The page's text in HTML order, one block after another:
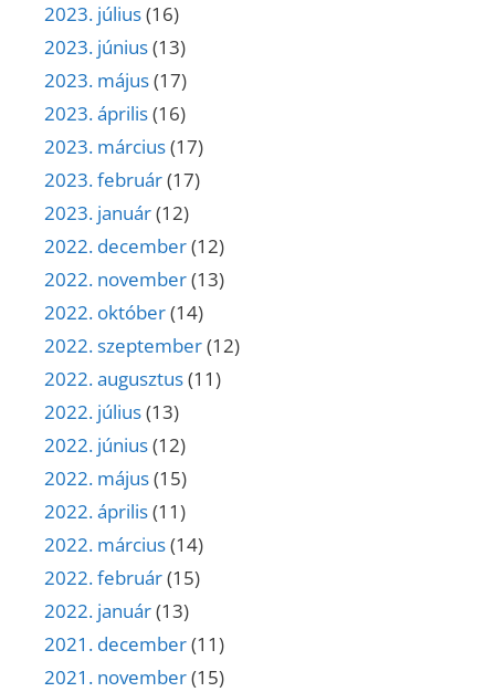
2023. július(16)
2023. június(13)
2023. május(17)
2023. április(16)
2023. március(17)
2023. február(17)
2023. január(12)
2022. december(12)
2022. november(13)
2022. október(14)
2022. szeptember(12)
2022. augusztus(11)
2022. július(13)
2022. június(12)
2022. május(15)
2022. április(11)
2022. március(14)
2022. február(15)
2022. január(13)
2021. december(11)
2021. november(15)